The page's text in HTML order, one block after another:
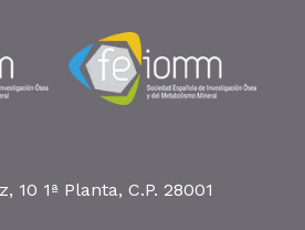
10 1ª Planta, C.P. 28001